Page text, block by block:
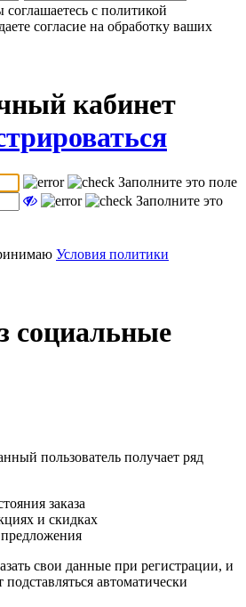
соглашаетесь с политикой
согласие на обработку ваших
кабинет
Заполните это поле
Заполните это
Условия политики
социальные
пользователь получает ряд
заказа
и скидках
свои данные при регистрации, и
автоматически